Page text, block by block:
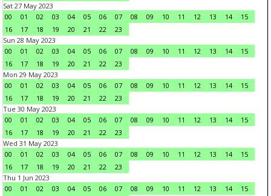
Sat 27 May 2023
00
01 02 03 04 05 06 07 08 09 10 11 12 13 14
15
16
17 18 19 20 21 22
23
Sun 28 May 2023
00
01 02 03 04 05 06 07 08 09 10 11 12 13 14
15
16
17 18 19 20 21 22
23
Mon 29 May 2023
00
01 02 03 04 05 06 07 08 09 10 11 12 13 14
15
16
17 18 19 20 21 22
23
Tue 30 May 2023
00
01 02 03 04 05 06 07 08 09 10 11 12 13 14
15
16
17 18 19 20 21 22
23
Wed 31 May 2023
00
01 02 03 04 05 06 07 08 09 10 11 12 13 14
15
16
17 18 19 20 21 22
23
Thu 1 Jun 2023
00
01 02 03 04 05 06 07 08 09 10 11 12 13 14
15